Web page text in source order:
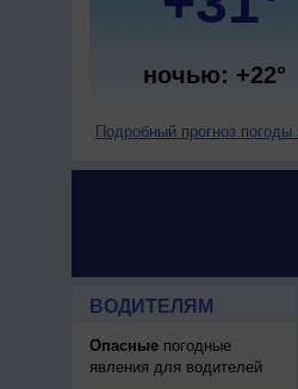
ночью: +22°
Подробный прогноз
ВОДИТЕЛЯМ
Опасныепогодные
явления для водителей